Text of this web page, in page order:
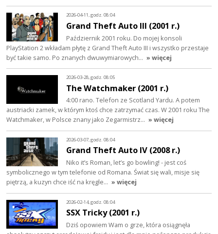
2026-04-11, godz. 08:04
Grand Theft Auto III (2001 r.)
Październik 2001 roku. Do mojej konsoli
PlayStation 2 wkładam płytę z Grand Theft Auto III i wszystko przestaje
być takie samo. Po znanych dwuwymiarowych… » więcej
2026-03-28, godz. 08:05
The Watchmaker (2001 r.)
4:00 rano. Telefon ze Scotland Yardu. A potem
austriacki zamek, w którym ktoś chce zatrzymać czas. W 2001 roku The
Watchmaker, w Polsce znany jako Zegarmistrz… » więcej
2026-03-07, godz. 08:04
Grand Theft Auto IV (2008 r.)
Niko it’s Roman, let’s go bowling! - jest coś
symbolicznego w tym telefonie od Romana. Świat się wali, misje się
piętrzą, a kuzyn chce iść na kręgle… » więcej
2026-02-14, godz. 08:04
SSX Tricky (2001 r.)
Dziś opowiem Wam o grze, która osiągnęła